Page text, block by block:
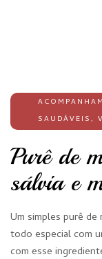
SAUDÁVEIS,
Purê de
sálvia e
Um simples purê
todo especial com
com esse